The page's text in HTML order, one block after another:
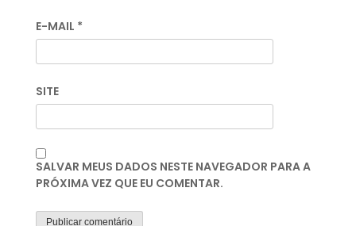
E-MAIL *
SITE
SALVAR MEUS DADOS NESTE NAVEGADOR PARA A
PRÓXIMA VEZ QUE EU COMENTAR.